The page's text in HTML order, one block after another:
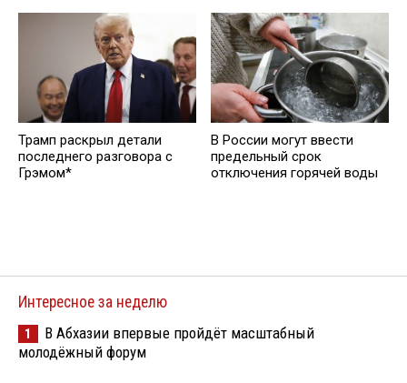
Трамп раскрыл детали
последнего разговора с
Грэмом*
В России могут ввести
предельный срок
отключения горячей воды
Интересное за неделю
1
В Абхазии впервые пройдёт масштабный
молодёжный форум